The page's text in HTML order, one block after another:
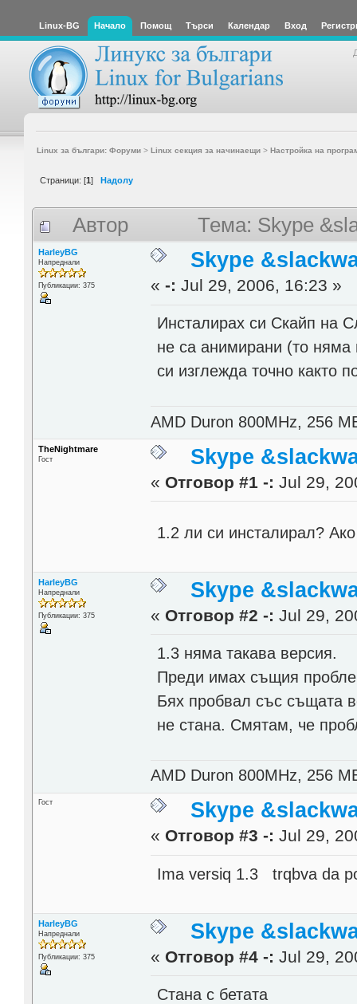
Linux-BG Начало Помощ Търси Календар Вход
Linux за българи: Форуми> Linux секция за начинаещи> Настройка на
Страници: [1] Надолу
Автор Тема: Skype
HarleyBG
Напреднали
Публикации: 375
Skype
«-: Jul 29, 2006, 16:23 »
Инсталирах си Скайп на
не са анимирани (то
си изглежда точно както
AMD Duron 800MHz, 256
TheNightmare
Гост Skype
« Отговор #1 -: Jul 29,
1.2 ли си инсталирал?
HarleyBG
Напреднали
Публикации: 375
Skype
« Отговор #2 -: Jul 29,
1.3 няма такава версия.
Преди имах същия
Бях пробвал със същата
не стана. Смятам, че
AMD Duron 800MHz, 256
Гост Skype
« Отговор #3 -: Jul 29,
Ima versiq 1.3 trqbva da
HarleyBG
Напреднали
Публикации: 375
Skype
« Отговор #4 -: Jul 29,
Стана с бетата